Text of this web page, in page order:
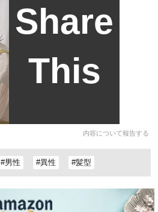
Share
This
内容について報告する
#男性 #異性 #髪型